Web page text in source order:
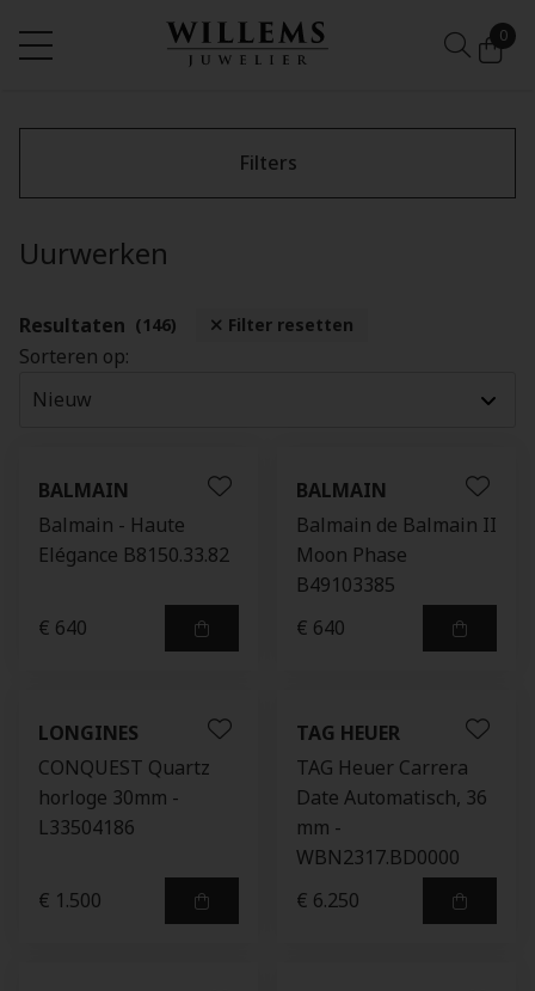
0
Filters
Uurwerken
Resultaten (146) Filter resetten
Sorteren op:
BALMAIN
Balmain - Haute
Elégance B8150.33.82
€ 640
BALMAIN
Balmain de Balmain II
Moon Phase
B49103385
€ 640
LONGINES
CONQUEST Quartz
horloge 30mm -
L33504186
€ 1.500
TAG HEUER
TAG Heuer Carrera
Date Automatisch, 36
mm -
WBN2317.BD0000
€ 6.250